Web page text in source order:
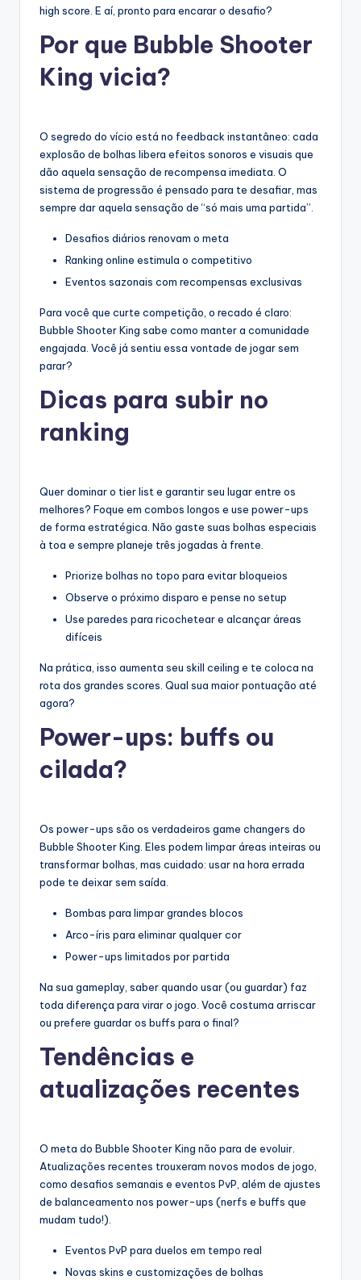
high score. E aí, pronto para encarar o desafio?
Por que Bubble Shooter
King vicia?
O segredo do vício está no feedback instantâneo: cada
explosão de bolhas libera efeitos sonoros e visuais que
dão aquela sensação de recompensa imediata. O
sistema de progressão é pensado para te desafiar, mas
sempre dar aquela sensação de “só mais uma partida”.
Desafios diários renovam o meta
Ranking online estimula o competitivo
Eventos sazonais com recompensas exclusivas
Para você que curte competição, o recado é claro:
Bubble Shooter King sabe como manter a comunidade
engajada. Você já sentiu essa vontade de jogar sem
parar?
Dicas para subir no
ranking
Quer dominar o tier list e garantir seu lugar entre os
melhores? Foque em combos longos e use power-ups
de forma estratégica. Não gaste suas bolhas especiais
à toa e sempre planeje três jogadas à frente.
Priorize bolhas no topo para evitar bloqueios
Observe o próximo disparo e pense no setup
Use paredes para ricochetear e alcançar áreas
difíceis
Na prática, isso aumenta seu skill ceiling e te coloca na
rota dos grandes scores. Qual sua maior pontuação até
agora?
Power-ups: buffs ou
cilada?
Os power-ups são os verdadeiros game changers do
Bubble Shooter King. Eles podem limpar áreas inteiras ou
transformar bolhas, mas cuidado: usar na hora errada
pode te deixar sem saída.
Bombas para limpar grandes blocos
Arco-íris para eliminar qualquer cor
Power-ups limitados por partida
Na sua gameplay, saber quando usar (ou guardar) faz
toda diferença para virar o jogo. Você costuma arriscar
ou prefere guardar os buffs para o final?
Tendências e
atualizações recentes
O meta do Bubble Shooter King não para de evoluir.
Atualizações recentes trouxeram novos modos de jogo,
como desafios semanais e eventos PvP, além de ajustes
de balanceamento nos power-ups (nerfs e buffs que
mudam tudo!).
Eventos PvP para duelos em tempo real
Novas skins e customizações de bolhas